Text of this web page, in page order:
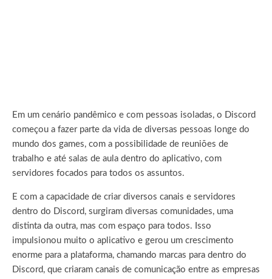
Em um cenário pandêmico e com pessoas isoladas, o Discord
começou a fazer parte da vida de diversas pessoas longe do
mundo dos games, com a possibilidade de reuniões de
trabalho e até salas de aula dentro do aplicativo, com
servidores focados para todos os assuntos.
E com a capacidade de criar diversos canais e servidores
dentro do Discord, surgiram diversas comunidades, uma
distinta da outra, mas com espaço para todos. Isso
impulsionou muito o aplicativo e gerou um crescimento
enorme para a plataforma, chamando marcas para dentro do
Discord, que criaram canais de comunicação entre as empresas